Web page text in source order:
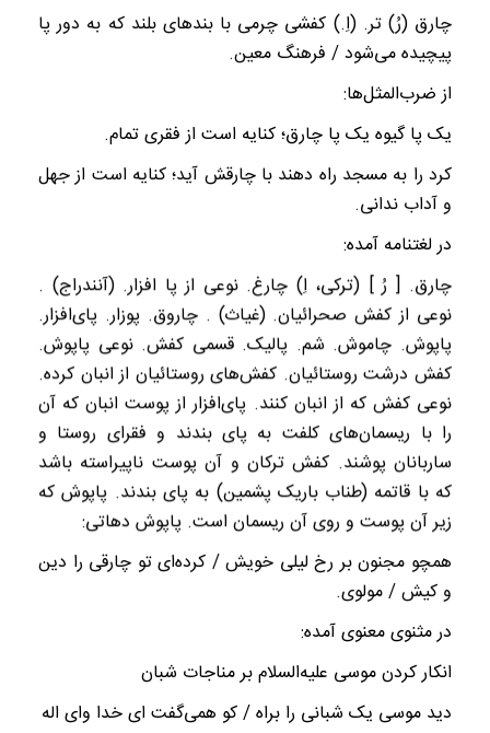
چارق (رُ) تر. (اِ.) کفشی چرمی با بندهای بلند که به دور پا
پیچیده می‌شود / فرهنگ معین.
از ضرب‌المثل‌ها:
یک پا گیوه یک پا چارق؛ کنایه است از فقری تمام.
کرد را به مسجد راه دهند با چارقش آید؛ کنایه است از جهل
و آداب ندانی.
در لغتنامه آمده:
چارق. [ رُ ] (ترکی، اِ) چارغ. نوعی از پا افزار. (آنندراج) .
نوعی از کفش صحرائیان. (غیاث) . چاروق. پوزار. پای‌افزار.
پاپوش. چاموش. شم. پالیک. قسمی کفش. نوعی پاپوش.
کفش درشت روستائیان. کفش‌های روستائیان از انبان کرده.
نوعی کفش که از انبان کنند. پای‌افزار از پوست انبان که آن
را با ریسمان‌های کلفت به پای بندند و فقرای روستا و
ساربانان پوشند. کفش ترکان و آن پوست ناپیراسته باشد
که با قاتمه (طناب باریک پشمین) به پای بندند. پاپوش که
زیر آن پوست و روی آن ریسمان است. پاپوش دهاتی:
همچو مجنون بر رخ لیلی خویش / کرده‌ای تو چارقی را دین
و کیش / مولوی.
در مثنوی معنوی آمده:
انکار کردن موسی علیه‌السلام بر مناجات شبان
دید موسی یک شبانی را براه / کو همی‌گفت ‌ای خدا و‌ای اله